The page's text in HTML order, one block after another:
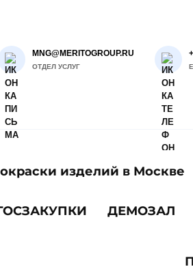
MNG@MERITOGROUP.RU
ОТДЕЛ УСЛУГ
изделий в Москве
ДЕМОЗАЛ